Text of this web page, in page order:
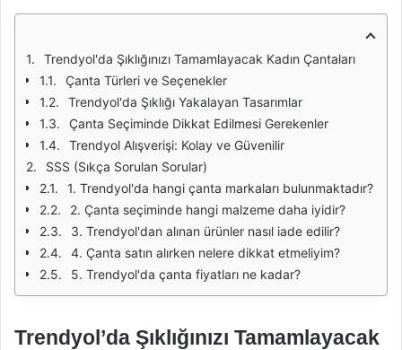
Trendyol'da Şıklığınızı Tamamlayacak Kadın Çantaları
Çanta Türleri ve Seçenekler
Trendyol'da Şıklığı Yakalayan Tasarımlar
Çanta Seçiminde Dikkat Edilmesi Gerekenler
Trendyol Alışverişi: Kolay ve Güvenilir
SSS (Sıkça Sorulan Sorular)
1. Trendyol'da hangi çanta markaları bulunmaktadır?
2. Çanta seçiminde hangi malzeme daha iyidir?
3. Trendyol'dan alınan ürünler nasıl iade edilir?
4. Çanta satın alırken nelere dikkat etmeliyim?
5. Trendyol'da çanta fiyatları ne kadar?
Trendyol’da Şıklığınızı Tamamlayacak